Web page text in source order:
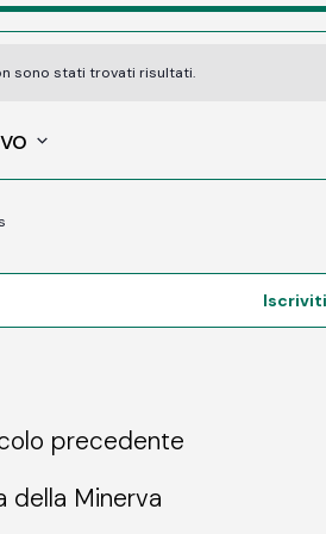
sono stati trovati risultati.
precedente
della Minerva